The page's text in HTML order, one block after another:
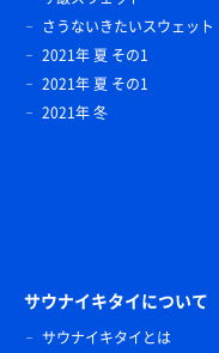
さうないきたいスウェット
2021年 夏 その1
2021年 夏 その1
2021年 冬
サウナイキタイについて
サウナイキタイとは